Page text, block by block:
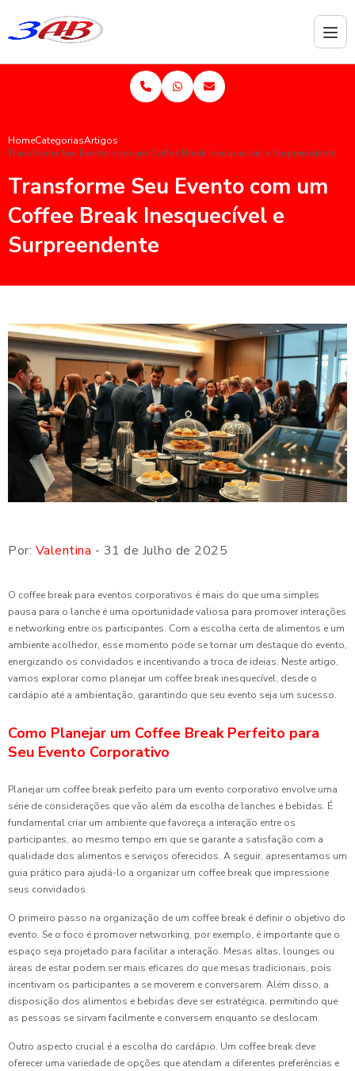
HomeCategoriasArtigos
Transforme Seu Evento com um Coffee Break Inesquecível e Surpreendente
Transforme Seu Evento com um
Coffee Break Inesquecível e
Surpreendente
Por: Valentina - 31 de Julho de 2025
O coffee break para eventos corporativos é mais do que uma simples
pausa para o lanche é uma oportunidade valiosa para promover interações
e networking entre os participantes. Com a escolha certa de alimentos e um
ambiente acolhedor, esse momento pode se tornar um destaque do evento,
energizando os convidados e incentivando a troca de ideias. Neste artigo,
vamos explorar como planejar um coffee break inesquecível, desde o
cardápio até a ambientação, garantindo que seu evento seja um sucesso.
Como Planejar um Coffee Break Perfeito para
Seu Evento Corporativo
Planejar um coffee break perfeito para um evento corporativo envolve uma
série de considerações que vão além da escolha de lanches e bebidas. É
fundamental criar um ambiente que favoreça a interação entre os
participantes, ao mesmo tempo em que se garante a satisfação com a
qualidade dos alimentos e serviços oferecidos. A seguir, apresentamos um
guia prático para ajudá-lo a organizar um coffee break que impressione
seus convidados.
O primeiro passo na organização de um coffee break é definir o objetivo do
evento. Se o foco é promover networking, por exemplo, é importante que o
espaço seja projetado para facilitar a interação. Mesas altas, lounges ou
áreas de estar podem ser mais eficazes do que mesas tradicionais, pois
incentivam os participantes a se moverem e conversarem. Além disso, a
disposição dos alimentos e bebidas deve ser estratégica, permitindo que
as pessoas se sirvam facilmente e conversem enquanto se deslocam.
Outro aspecto crucial é a escolha do cardápio. Um coffee break deve
oferecer uma variedade de opções que atendam a diferentes preferências e